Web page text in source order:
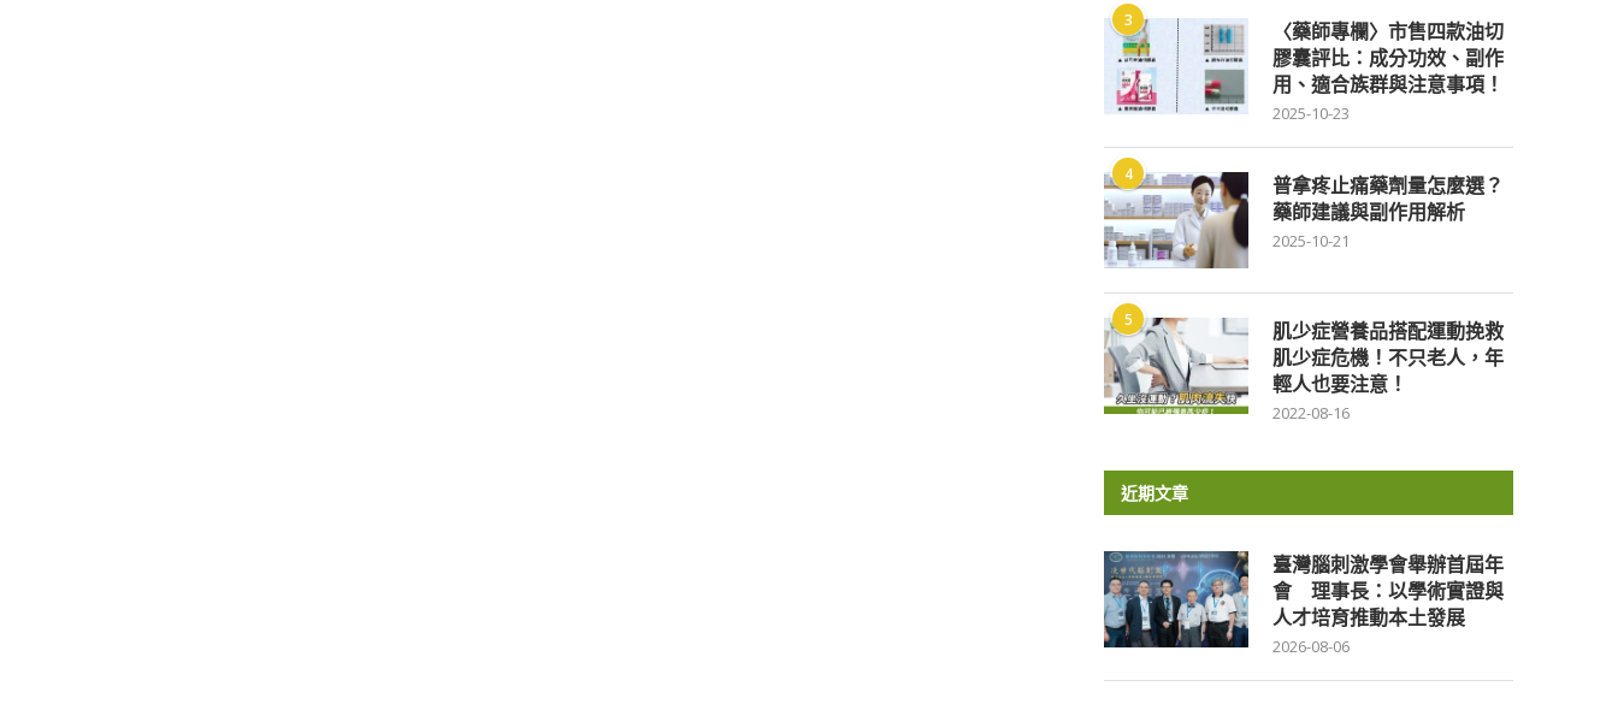
3
〈藥師專欄〉市售四款油切
膠囊評比：成分功效、副作
用、適合族群與注意事項！
2025-10-23
4
普拿疼止痛藥劑量怎麼選？
藥師建議與副作用解析
2025-10-21
5
肌少症營養品搭配運動挽救
肌少症危機！不只老人，年
輕人也要注意！
2022-08-16
近期文章
臺灣腦刺激學會舉辦首屆年
會 理事長：以學術實證與
人才培育推動本土發展
2026-08-06